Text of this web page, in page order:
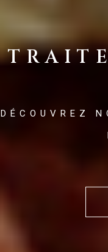
DÉCOUVREZ